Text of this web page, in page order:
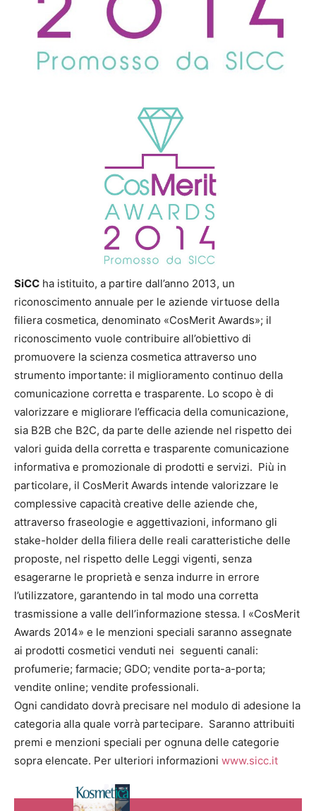
SiCC ha istituito, a partire dall’anno 2013, un
riconoscimento annuale per le aziende virtuose della
filiera cosmetica, denominato «CosMerit Awards»; il
riconoscimento vuole contribuire all’obiettivo di
promuovere la scienza cosmetica attraverso uno
strumento importante: il miglioramento continuo della
comunicazione corretta e trasparente. Lo scopo è di
valorizzare e migliorare l’efficacia della comunicazione,
sia B2B che B2C, da parte delle aziende nel rispetto dei
valori guida della corretta e trasparente comunicazione
informativa e promozionale di prodotti e servizi. Più in
particolare, il CosMerit Awards intende valorizzare le
complessive capacità creative delle aziende che,
attraverso fraseologie e aggettivazioni, informano gli
stake-holder della filiera delle reali caratteristiche delle
proposte, nel rispetto delle Leggi vigenti, senza
esagerarne le proprietà e senza indurre in errore
l’utilizzatore, garantendo in tal modo una corretta
trasmissione a valle dell’informazione stessa. I «CosMerit
Awards 2014» e le menzioni speciali saranno assegnate
ai prodotti cosmetici venduti nei seguenti canali:
profumerie; farmacie; GDO; vendite porta-a-porta;
vendite online; vendite professionali.
Ogni candidato dovrà precisare nel modulo di adesione la
categoria alla quale vorrà partecipare. Saranno attribuiti
premi e menzioni speciali per ognuna delle categorie
sopra elencate. Per ulteriori informazioni www.sicc.it